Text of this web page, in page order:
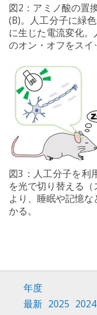
図2：アミノ酸の置
(B)。人工分子に緑
に生じた電流変化
のオン・オフをスイ
図3：人工分子を利
を光で切り替える
より、睡眠や記憶
かる。
年度
最新 2025 2024